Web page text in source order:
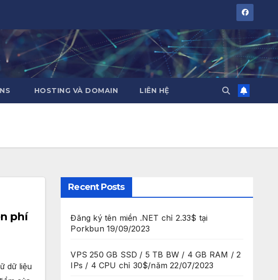
HOSTING VÀ DOMAIN LIÊN HỆ
phí
dữ liệu
Recent Posts
Đăng ký tên miền .NET chỉ 2.33$ tại
Porkbun 19/09/2023
VPS 250 GB SSD / 5 TB BW / 4 GB RAM / 2
IPs / 4 CPU chỉ 30$/năm 22/07/2023